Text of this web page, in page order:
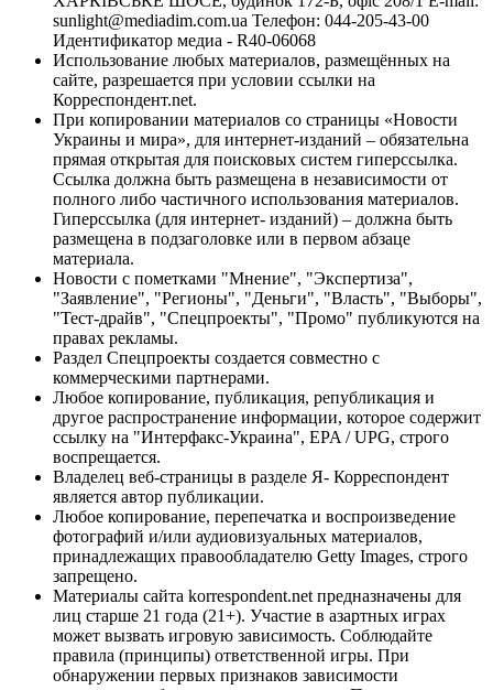
sunlight@mediadim.com.ua Телефон: 044-205-43-00
Идентификатор медиа - R40-06068
Использование любых материалов, размещённых на
сайте, разрешается при условии ссылки на
Корреспондент.net.
При копировании материалов со страницы «Новости
Украины и мира», для интернет-изданий – обязательна
прямая открытая для поисковых систем гиперссылка.
Ссылка должна быть размещена в независимости от
полного либо частичного использования материалов.
Гиперссылка (для интернет- изданий) – должна быть
размещена в подзаголовке или в первом абзаце
материала.
Новости с пометками "Мнение", "Экспертиза",
"Заявление", "Регионы", "Деньги", "Власть", "Выборы",
"Тест-драйв", "Спецпроекты", "Промо" публикуются на
правах рекламы.
Раздел Спецпроекты создается совместно с
коммерческими партнерами.
Любое копирование, публикация, републикация и
другое распространение информации, которое содержит
ссылку на "Интерфакс-Украина", EPA / UPG, строго
воспрещается.
Владелец веб-страницы в разделе Я- Корреспондент
является автор публикации.
Любое копирование, перепечатка и воспроизведение
фотографий и/или аудиовизуальных материалов,
принадлежащих правообладателю Getty Images, строго
запрещено.
Материалы сайта korrespondent.net предназначены для
лиц старше 21 года (21+). Участие в азартных играх
может вызвать игровую зависимость. Соблюдайте
правила (принципы) ответственной игры. При
обнаружении первых признаков зависимости